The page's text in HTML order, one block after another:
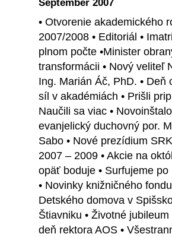
September 2007
• Otvorenie akademického
2007/2008 • Editoriál •
plnom počte •Minister
transformácii • Nový veliteľ
Ing. Marián Áč, PhD. • Deň
síl v akadémiách • Prišli
Naučili sa viac •
evanjelický duchovný por.
Sabo • Nové prezídium
2007 – 2009 • Akcie na
opäť boduje • Surfujeme po
• Novinky knižničného
Detského domova v
Štiavniku • Životné jubileum
deň rektora AOS •